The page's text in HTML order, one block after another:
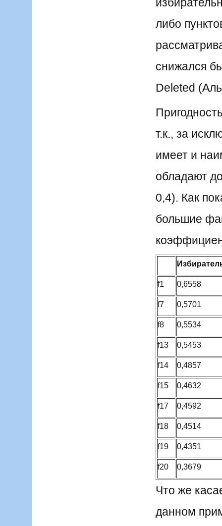
либо
снижался
Deleted
т.к., за
имеет и
обладают
0,4). Как
большие
f1 0,6558
f7 0,5701
f8 0,5534
f13 0,5453
f14 0,4857
f15 0,4632
f17 0,4592
f18 0,4514
f19 0,4351
f20 0,3679
Что же
данном